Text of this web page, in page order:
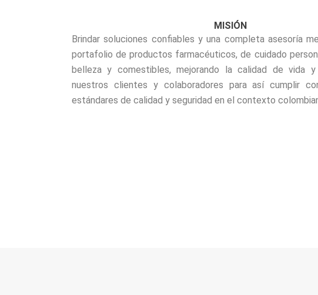
MISIÓN
Brindar soluciones confiables y una completa asesoría
portafolio de productos farmacéuticos, de cuidado
belleza y comestibles, mejorando la calidad de vida
nuestros clientes y colaboradores para así cumplir
estándares de calidad y seguridad en el contexto